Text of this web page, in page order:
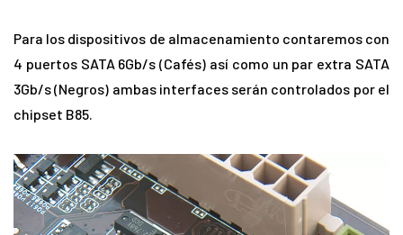
Para los dispositivos de almacenamiento contaremos con
4 puertos SATA 6Gb/s (Cafés) así como un par extra SATA
3Gb/s (Negros) ambas interfaces serán controlados por el
chipset B85.